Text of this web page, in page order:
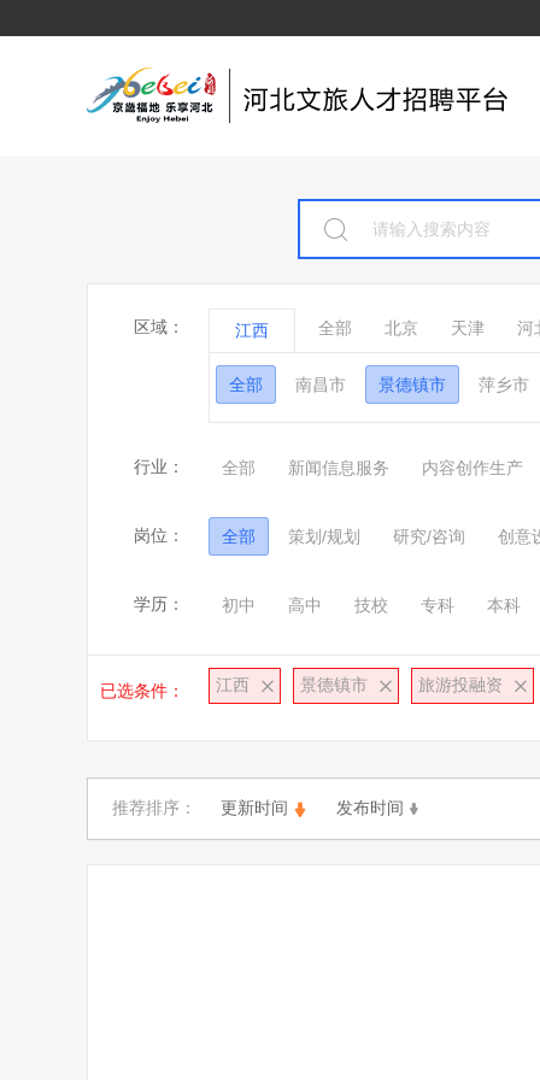
区域： 江西 全部 北京 天津 河
全部 南昌市 景德镇市 萍乡市
行业： 全部 新闻信息服务 内容创作生产
岗位： 全部 策划/规划 研究/咨询 创意
学历： 初中 高中 技校 专科 本科
已选条件： 江西 景德镇市 旅游投融资
推荐排序： 更新时间 发布时间